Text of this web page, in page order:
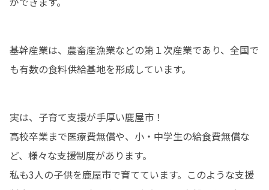
基幹産業は、農畜産漁業などの第１次産業であり、全国で
も有数の食料供給基地を形成しています。
実は、子育て支援が手厚い鹿屋市！
高校卒業まで医療費無償や、小・中学生の給食費無償な
ど、様々な支援制度があります。
私も3人の子供を鹿屋市で育てています。このような支援